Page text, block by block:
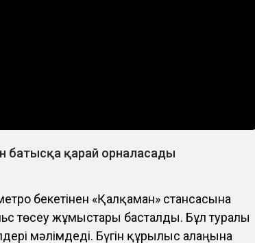
батысқа қарай орналасады
бекетінен «Қалқаман» стансасына
төсеу жұмыстары басталды. Бұл туралы
мәлімдеді. Бүгін құрылыс алаңына